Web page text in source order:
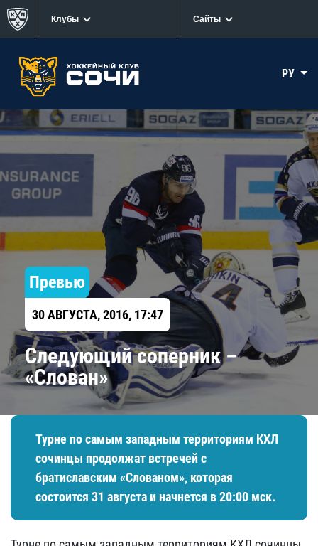
Клубы Сайты
РУ
Превью
30 АВГУСТА, 2016, 17:47
Следующий соперник –
«Слован»
Турне по самым западным территориям КХЛ
сочинцы продолжат встречей с
братиславским «Слованом», которая
состоится 31 августа и начнется в 20:00 мск.